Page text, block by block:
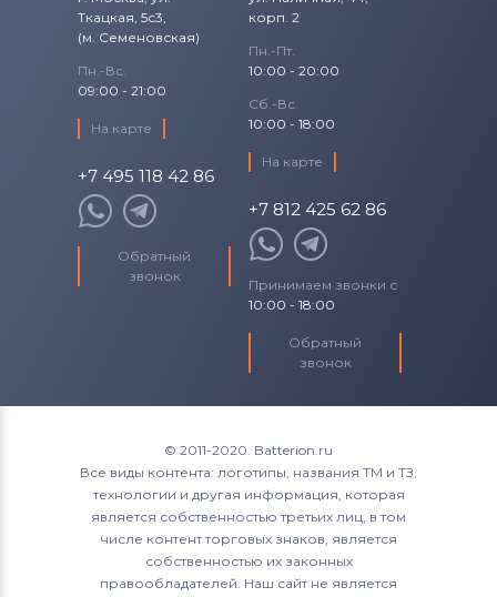
Ткацкая, 5с3,
(м. Семеновская)
Пн.-Вс.
09:00 - 21:00
На карте
+7 495 118 42 86
Обратный
звонок
корп. 2
Пн.-Пт.
10:00 - 20:00
Сб.-Вс.
10:00 - 18:00
На карте
+7 812 425 62 86
Принимаем звонки с
10:00 - 18:00
Обратный
звонок
© 2011-2020. Batterion.ru
Все виды контента: логотипы, названия ТМ и ТЗ,
технологии и другая информация, которая
является собственностью третьих лиц, в том
числе контент торговых знаков, является
собственностью их законных
правообладателей. Наш сайт не является